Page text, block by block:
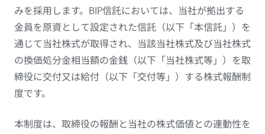
みを採用します。BIP信託においては、当社が拠出する
金員を原資として設定された信託（以下「本信託」）を
通じて当社株式が取得され、当該当社株式及び当社株式
の換価処分金相当額の金銭（以下「当社株式等」）を取
締役に交付又は給付（以下「交付等」）する株式報酬制
度です。
本制度は、取締役の報酬と当社の株式価値との連動性を